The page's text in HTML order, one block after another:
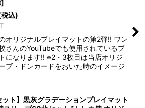
]
税込)
オリジナルプレイマットの第2弾!! ワン
さんのYouTubeでも使用されているプ
になります!! ※2・3枚目は当店オリジ
ブ・ドンカードをおいた時のイメージ
ット】黒灰グラデーションプレイマット